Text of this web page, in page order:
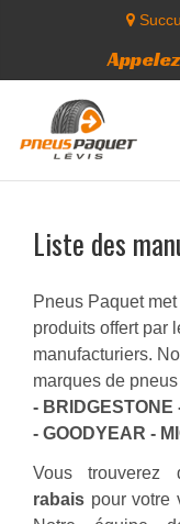
Liste des
Pneus Paquet
produits offert par
manufacturiers.
marques de
- BRIDGESTONE
- GOODYEAR -
Vous trouverez
rabais pour votre